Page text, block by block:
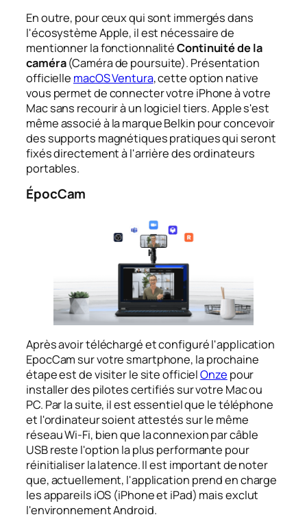
En outre, pour ceux qui sont immergés dans
l'écosystème Apple, il est nécessaire de
mentionner la fonctionnalitéContinuité de la
caméra(Caméra de poursuite). Présentation
officielle macOS Ventura, cette option native
vous permet de connecter votre iPhone à votre
Mac sans recourir à un logiciel tiers. Apple s'est
même associé à la marque Belkin pour concevoir
des supports magnétiques pratiques qui seront
fixés directement à l'arrière des ordinateurs
portables.
ÉpocCam
Après avoir téléchargé et configuré l'application
EpocCam sur votre smartphone, la prochaine
étape est de visiter le site officielOnze pour
installer des pilotes certifiés sur votre Mac ou
PC. Par la suite, il est essentiel que le téléphone
et l'ordinateur soient attestés sur le même
réseau Wi-Fi, bien que la connexion par câble
USB reste l'option la plus performante pour
réinitialiser la latence. Il est important de noter
que, actuellement, l'application prend en charge
les appareils iOS (iPhone et iPad) mais exclut
l'environnement Android.